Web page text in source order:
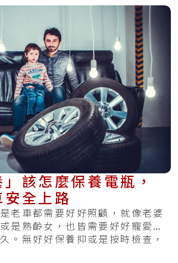
」該怎麼保養電瓶，
全上路
老車都需要好好照顧，就像老婆
是熟齡女，也皆需要好好寵愛，
。無好好保養抑或是按時檢查，